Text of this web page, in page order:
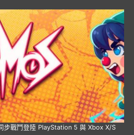
步戰鬥登陸 PlayStation 5 與 Xbox X/S